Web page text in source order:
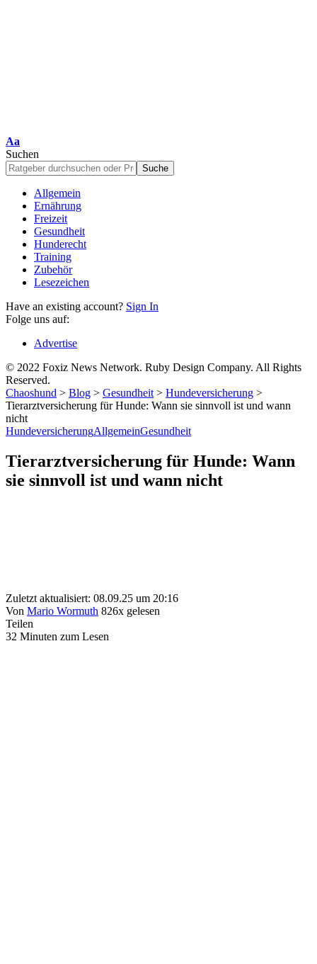
Schriftgrößenanpassung
Aa
Suchen
Allgemein
Ernährung
Freizeit
Gesundheit
Hunderecht
Training
Zubehör
Lesezeichen
Have an existing account? Sign In
Folge uns auf:
Advertise
© 2022 Foxiz News Network. Ruby Design Company. All Rights
Reserved.
Chaoshund > Blog > Gesundheit > Hundeversicherung >
Tierarztversicherung für Hunde: Wann sie sinnvoll ist und wann
nicht
HundeversicherungAllgemeinGesundheit
Tierarztversicherung für Hunde: Wann
sie sinnvoll ist und wann nicht
Zuletzt aktualisiert: 08.09.25 um 20:16
Von Mario Wormuth 826x gelesen
Teilen
32 Minuten zum Lesen